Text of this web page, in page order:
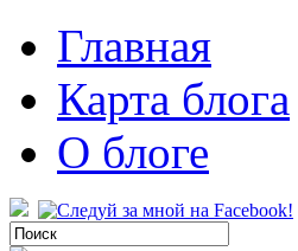
Главная
Карта блога
О блоге